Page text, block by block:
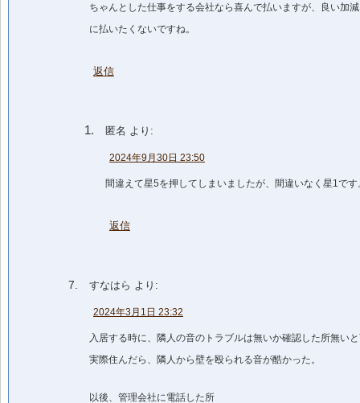
ちゃんとした仕事をする会社なら喜んで払いますが、良い加
に払いたくないですね。
返信
匿名 より:
2024年9月30日 23:50
間違えて星5を押してしまいましたが、間違いなく星1です
返信
すなはら より:
2024年3月1日 23:32
入居する時に、隣人の音のトラブルは無いか確認した所無い
実際住んだら、隣人から壁を殴られる音が酷かった。
以後、管理会社に電話した所